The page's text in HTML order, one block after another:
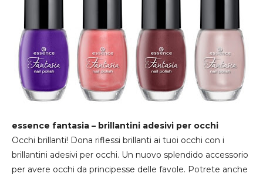
essence fantasia – brillantini adesivi per occhi
Occhi brillanti! Dona riflessi brillanti ai tuoi occhi con i
brillantini adesivi per occhi. Un nuovo splendido accessorio
per avere occhi da principesse delle favole. Potrete anche